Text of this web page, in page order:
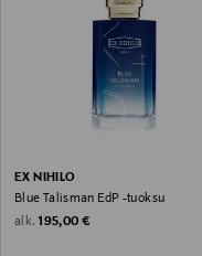
EX NIHILO
Blue Talisman EdP -tuoksu
alk. Original Price
195,00 €